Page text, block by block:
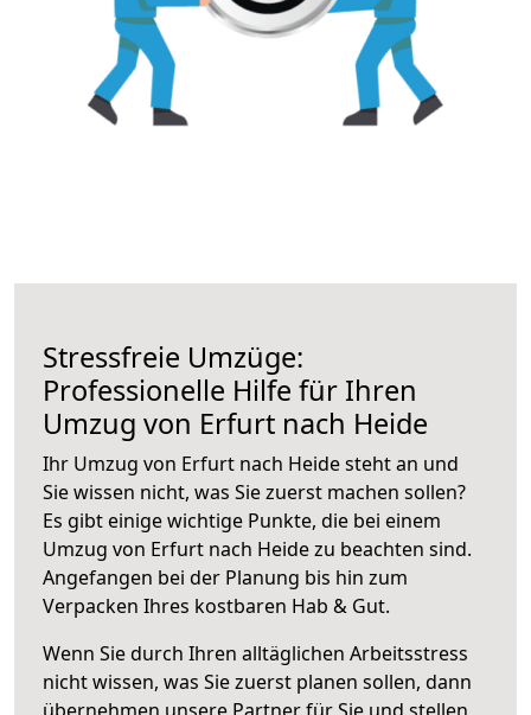
Stressfreie Umzüge:
Professionelle Hilfe für Ihren
Umzug von Erfurt nach Heide
Ihr Umzug von Erfurt nach Heide steht an und
Sie wissen nicht, was Sie zuerst machen sollen?
Es gibt einige wichtige Punkte, die bei einem
Umzug von Erfurt nach Heide zu beachten sind.
Angefangen bei der Planung bis hin zum
Verpacken Ihres kostbaren Hab & Gut.
Wenn Sie durch Ihren alltäglichen Arbeitsstress
nicht wissen, was Sie zuerst planen sollen, dann